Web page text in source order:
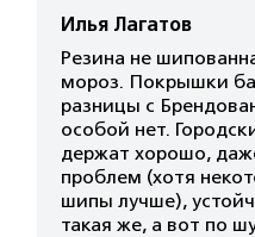
Илья Лагатов
Резина не
мороз. Покрышки
разницы с
особой нет.
держат хорошо,
проблем (хотя
шипы лучше),
такая же, а вот по